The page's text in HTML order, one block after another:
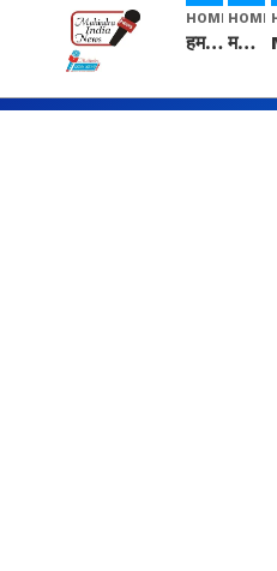
HOME
हम सनातनी..." सांसद kangana Ranaut से क्या बोली लड़की? Viral Jantar-Mantar | CJP protest
HOME
मनीषा हत्याकांड: हत्या, आत्महत्या या कोई बड़ा राज? | Full Story | Josh Haryana